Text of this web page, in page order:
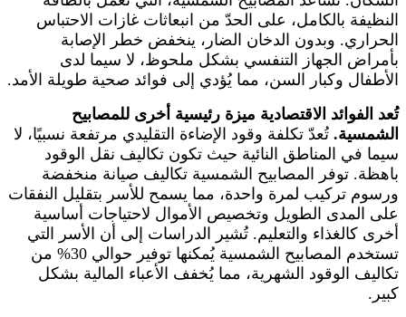
النظيفة بالكامل، على الحدّ من انبعاثات غازات الاحتباس
الحراري. وبدون الدخان الضار، ينخفض ​​خطر الإصابة
بأمراض الجهاز التنفسي بشكل ملحوظ، لا سيما لدى
الأطفال وكبار السن، مما يُؤدي إلى فوائد صحية طويلة الأمد.
تُعد الفوائد الاقتصادية ميزة رئيسية أخرى للمصابيح
الشمسية. تُعدّ تكلفة وقود الإضاءة التقليدي مرتفعة نسبيًا، لا
سيما في المناطق النائية حيث تكون تكاليف نقل الوقود
باهظة. توفر المصابيح الشمسية تكاليف صيانة منخفضة
ورسوم تركيب لمرة واحدة، مما يسمح للأسر بتقليل النفقات
على المدى الطويل وتخصيص الأموال لاحتياجات أساسية
أخرى كالغذاء والتعليم. تُشير الدراسات إلى أن الأسر التي
تستخدم المصابيح الشمسية يُمكنها توفير حوالي 30% من
تكاليف الوقود الشهرية، مما يُخفف الأعباء المالية بشكل
كبير.